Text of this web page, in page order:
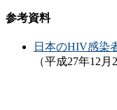
参考資料
日本のHIV感染
（平成27年12月